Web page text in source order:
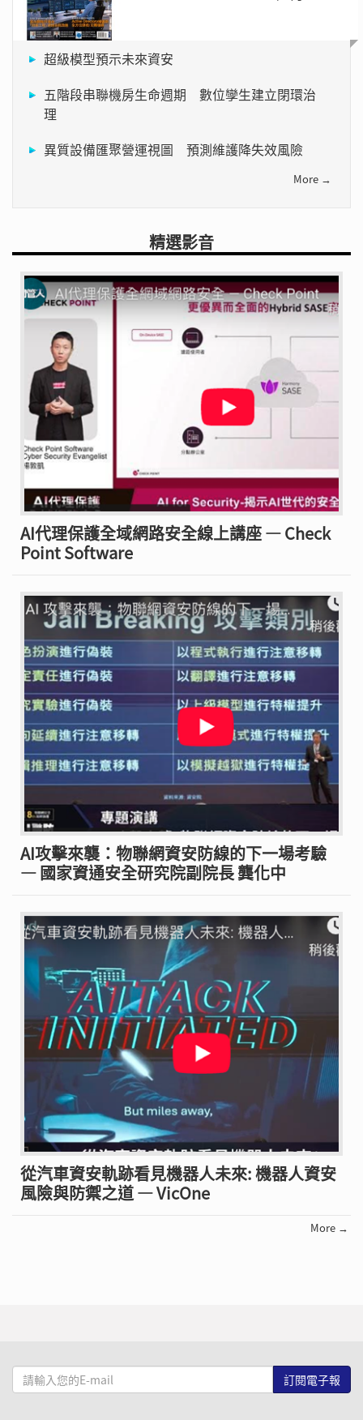
超級模型預示未來資安
五階段串聯機房生命週期 數位孿生建立閉環治
理
異質設備匯聚營運視圖 預測維護降失效風險
More →
精選影音
AI代理保護全域網路安全線上講座 — Check
Point Software
AI攻擊來襲：物聯網資安防線的下一場考驗
— 國家資通安全研究院副院長 龔化中
從汽車資安軌跡看見機器人未來: 機器人資安
風險與防禦之道 — VicOne
More →
請
輸